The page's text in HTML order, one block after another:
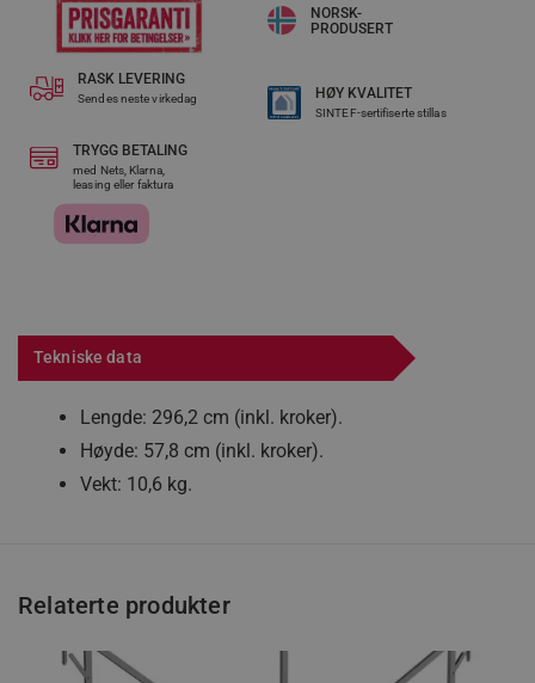
Tekniske data
Lengde: 296,2 cm (inkl. kroker).
Høyde: 57,8 cm (inkl. kroker).
Vekt: 10,6 kg.
NORSK-
PRODUSERT
RASK LEVERING​
Sendes neste virkedag HØY KVALITET
SINTEF-sertifiserte stillas
TRYGG BETALING
med Nets, Klarna,
leasing eller faktura
Relaterte produkter